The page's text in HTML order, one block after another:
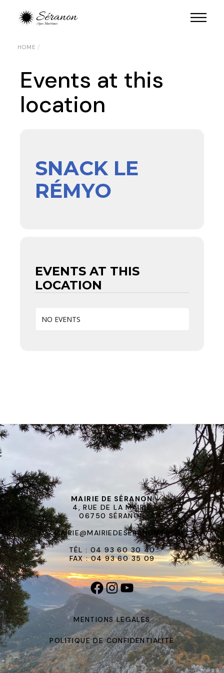
HOME
Events at this
location
SNACK LE
RÉMYO
EVENTS AT THIS
LOCATION
NO EVENTS
MAIRIE DE SÉRANON
4, RUE DE LA MAIRIE
06750 SÉRANON
MAIRIE@MAIRIEDESERANON.FR
TÉL : 04 93 60 30 40
FAX : 04 93 60 35 09
MENTIONS LEGALES
POLITIQUE DE CONFIDENTIALITÉ